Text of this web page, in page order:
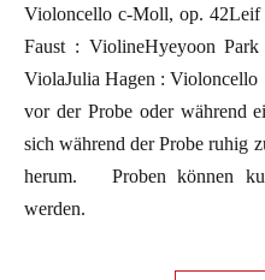
Violoncello c-Moll, op. 42Leif
Faust : ViolineHyeyoon
ViolaJulia Hagen :
vor der Probe oder während
sich während der Probe ruhig
herum. Proben können
werden.